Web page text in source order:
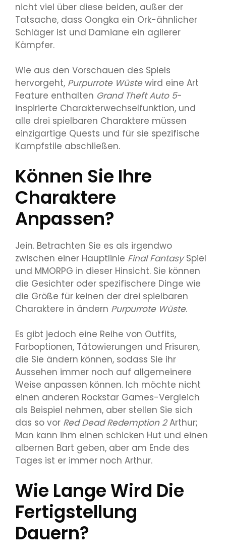
nicht viel über diese beiden, außer der
Tatsache, dass Oongka ein Ork-ähnlicher
Schläger ist und Damiane ein agilerer
Kämpfer.
Wie aus den Vorschauen des Spiels
hervorgeht, Purpurrote Wüstewird eine Art
Feature enthalten Grand Theft Auto 5-
inspirierte Charakterwechselfunktion, und
alle drei spielbaren Charaktere müssen
einzigartige Quests und für sie spezifische
Kampfstile abschließen.
Können Sie Ihre
Charaktere
Anpassen?
Jein. Betrachten Sie es als irgendwo
zwischen einer Hauptlinie Final FantasySpiel
und MMORPG in dieser Hinsicht. Sie können
die Gesichter oder spezifischere Dinge wie
die Größe für keinen der drei spielbaren
Charaktere in ändern Purpurrote Wüste.
Es gibt jedoch eine Reihe von Outfits,
Farboptionen, Tätowierungen und Frisuren,
die Sie ändern können, sodass Sie ihr
Aussehen immer noch auf allgemeinere
Weise anpassen können. Ich möchte nicht
einen anderen Rockstar Games-Vergleich
als Beispiel nehmen, aber stellen Sie sich
das so vor Red Dead Redemption 2Arthur;
Man kann ihm einen schicken Hut und einen
albernen Bart geben, aber am Ende des
Tages ist er immer noch Arthur.
Wie Lange Wird Die
Fertigstellung
Dauern?